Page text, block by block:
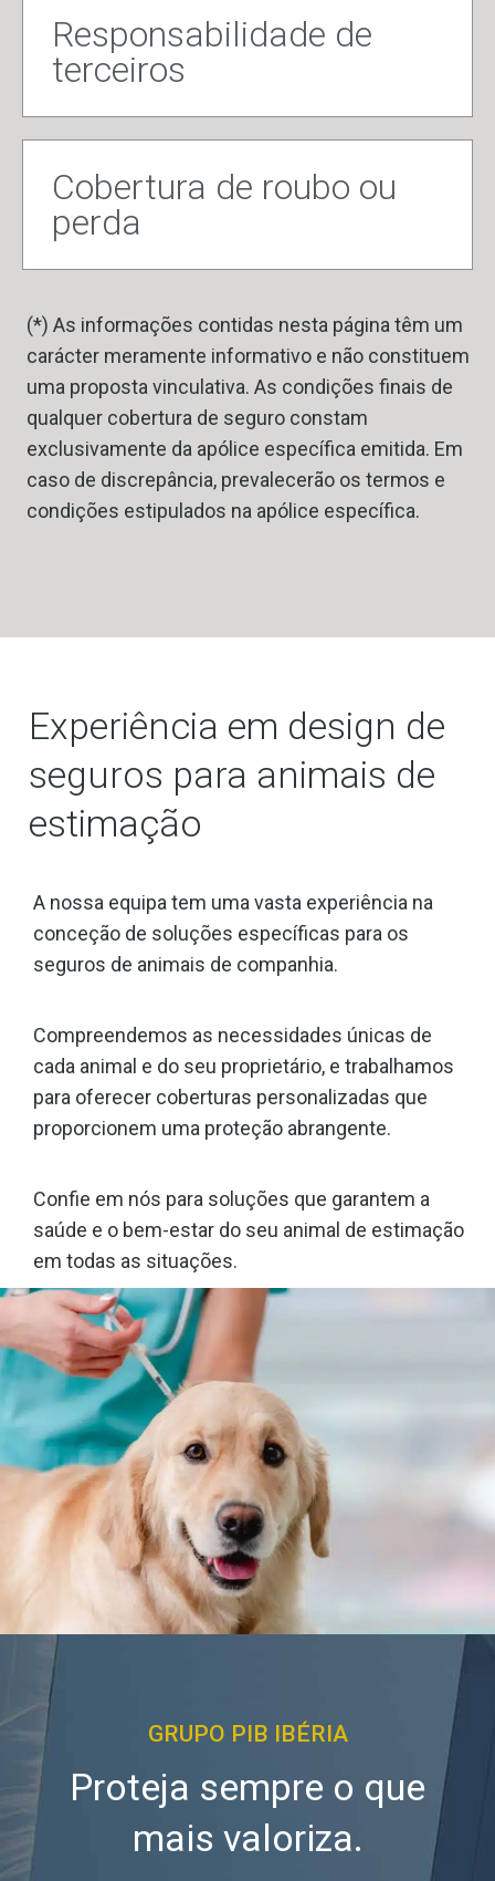
Responsabilidade de
terceiros
Cobertura de roubo ou
perda
(*) As informações contidas nesta página têm um
carácter meramente informativo e não constituem
uma proposta vinculativa. As condições finais de
qualquer cobertura de seguro constam
exclusivamente da apólice específica emitida. Em
caso de discrepância, prevalecerão os termos e
condições estipulados na apólice específica.
Experiência em design de
seguros para animais de
estimação
A nossa equipa tem uma vasta experiência na
conceção de soluções específicas para os
seguros de animais de companhia.
Compreendemos as necessidades únicas de
cada animal e do seu proprietário, e trabalhamos
para oferecer coberturas personalizadas que
proporcionem uma proteção abrangente.
Confie em nós para soluções que garantem a
saúde e o bem-estar do seu animal de estimação
em todas as situações.
GRUPO PIB IBÉRIA
Proteja sempre o que
mais valoriza.